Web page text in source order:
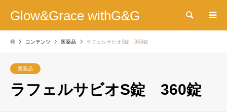
Glow&Grace withG&G 検索
コンテンツ 医薬品 ラフェルサビオS錠 360錠
医薬品
ラフェルサビオS錠 360錠